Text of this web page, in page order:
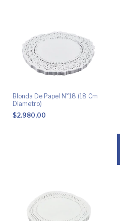
Blonda De Papel N°18 (18 Cm
Diametro)
$2.980,00